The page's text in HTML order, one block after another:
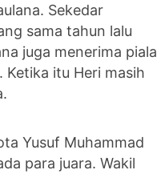
Sekedar
sama tahun lalu
juga menerima piala
Ketika itu Heri masih
Yusuf Muhammad
para juara. Wakil